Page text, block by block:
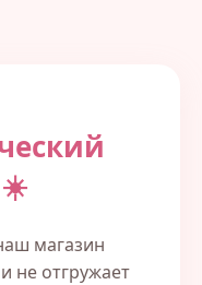
☀️
магазин
не отгружает